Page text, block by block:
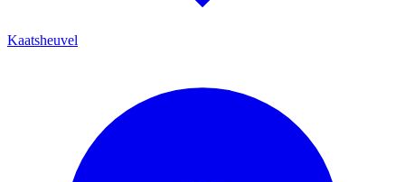
Kaatsheuvel